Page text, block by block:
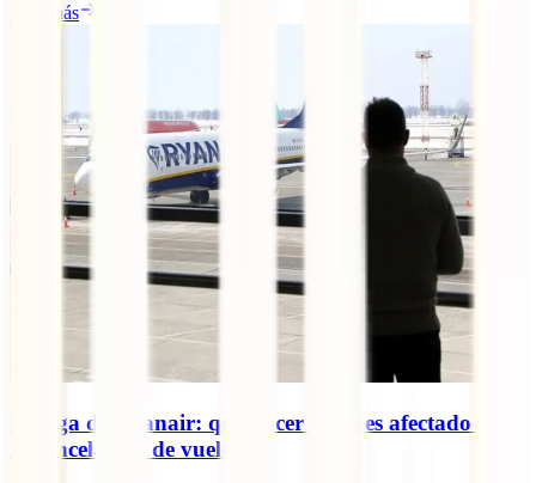
Leer más
Huelga de Ryanair: qué hacer si te ves afectado por
la cancelación de vuelos